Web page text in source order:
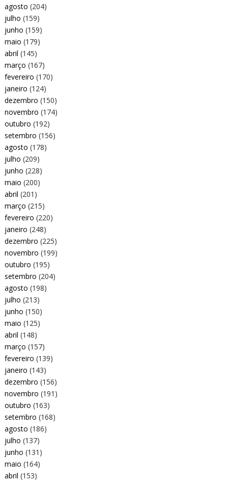
agosto (204)
julho (159)
junho (159)
maio (179)
abril (145)
março (167)
fevereiro (170)
janeiro (124)
dezembro (150)
novembro (174)
outubro (192)
setembro (156)
agosto (178)
julho (209)
junho (228)
maio (200)
abril (201)
março (215)
fevereiro (220)
janeiro (248)
dezembro (225)
novembro (199)
outubro (195)
setembro (204)
agosto (198)
julho (213)
junho (150)
maio (125)
abril (148)
março (157)
fevereiro (139)
janeiro (143)
dezembro (156)
novembro (191)
outubro (163)
setembro (168)
agosto (186)
julho (137)
junho (131)
maio (164)
abril (153)